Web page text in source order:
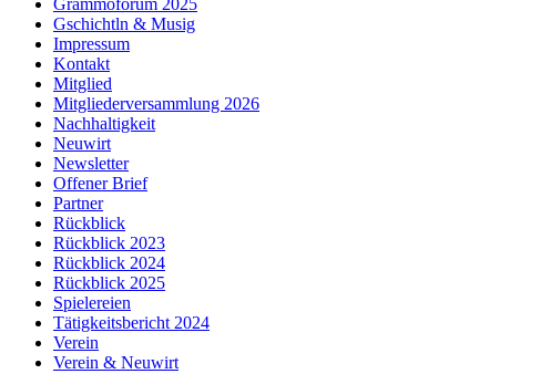
Grammoforum 2025
Gschichtln & Musig
Impressum
Kontakt
Mitglied
Mitgliederversammlung 2026
Nachhaltigkeit
Neuwirt
Newsletter
Offener Brief
Partner
Rückblick
Rückblick 2023
Rückblick 2024
Rückblick 2025
Spielereien
Tätigkeitsbericht 2024
Verein
Verein & Neuwirt